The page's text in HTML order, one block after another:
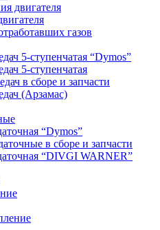
двигателя
газов
5-ступенчатая “Dymos”
5-ступенчатая
в сборе и запчасти
(Арзамас)
“Dymos”
в сборе и запчасти
“DIVGI WARNER”